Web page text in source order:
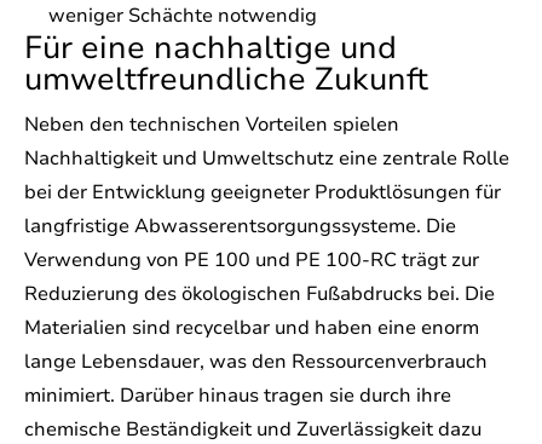
weniger Schächte notwendig
Für eine nachhaltige und
umweltfreundliche Zukunft
Neben den technischen Vorteilen spielen
Nachhaltigkeit und Umweltschutz eine zentrale Rolle
bei der Entwicklung geeigneter Produktlösungen für
langfristige Abwasserentsorgungssysteme. Die
Verwendung von PE 100 und PE 100-RC trägt zur
Reduzierung des ökologischen Fußabdrucks bei. Die
Materialien sind recycelbar und haben eine enorm
lange Lebensdauer, was den Ressourcenverbrauch
minimiert. Darüber hinaus tragen sie durch ihre
chemische Beständigkeit und Zuverlässigkeit dazu